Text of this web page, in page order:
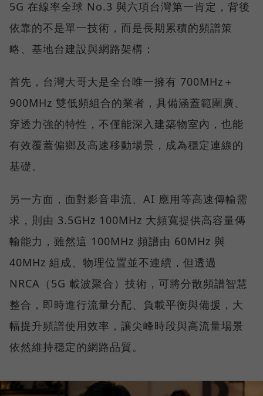
5G 在線率全球 No.3 與六項台灣第一肯定，背後
依靠的不是單一技術，而是長期累積的頻譜策
略、基地台建設與網路架構：
首先，台灣大哥大是全台唯一擁有 700MHz＋
900MHz 雙低頻組合的業者，具備涵蓋範圍廣、
穿透力強的特性，不僅能深入建築物室內，也能
有效覆蓋偏鄉及高速移動場景，成為穩定連線的
基礎。
另一方面，面對影音串流、AI 應用等高速傳輸需
求，則由 3.5GHz 100MHz 大頻寬提供高容量傳
輸能力，雖然這 100MHz 頻譜由 60MHz 與
40MHz 組成、物理位置並不連續，但透過
NRCA（5G 載波聚合）技術，可將分散頻譜智慧
整合，即時進行流量分配、負載平衡與備援，大
幅提升頻譜使用效率，讓尖峰時段與高流量場景
依然維持穩定的網路品質。